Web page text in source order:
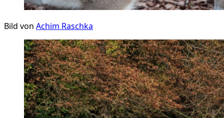
Bild von Achim Raschka